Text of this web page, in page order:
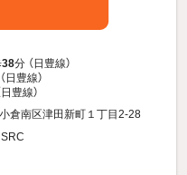
38分 （日豊線）
日豊線）
豊線）
倉南区津田新町１丁目2-28